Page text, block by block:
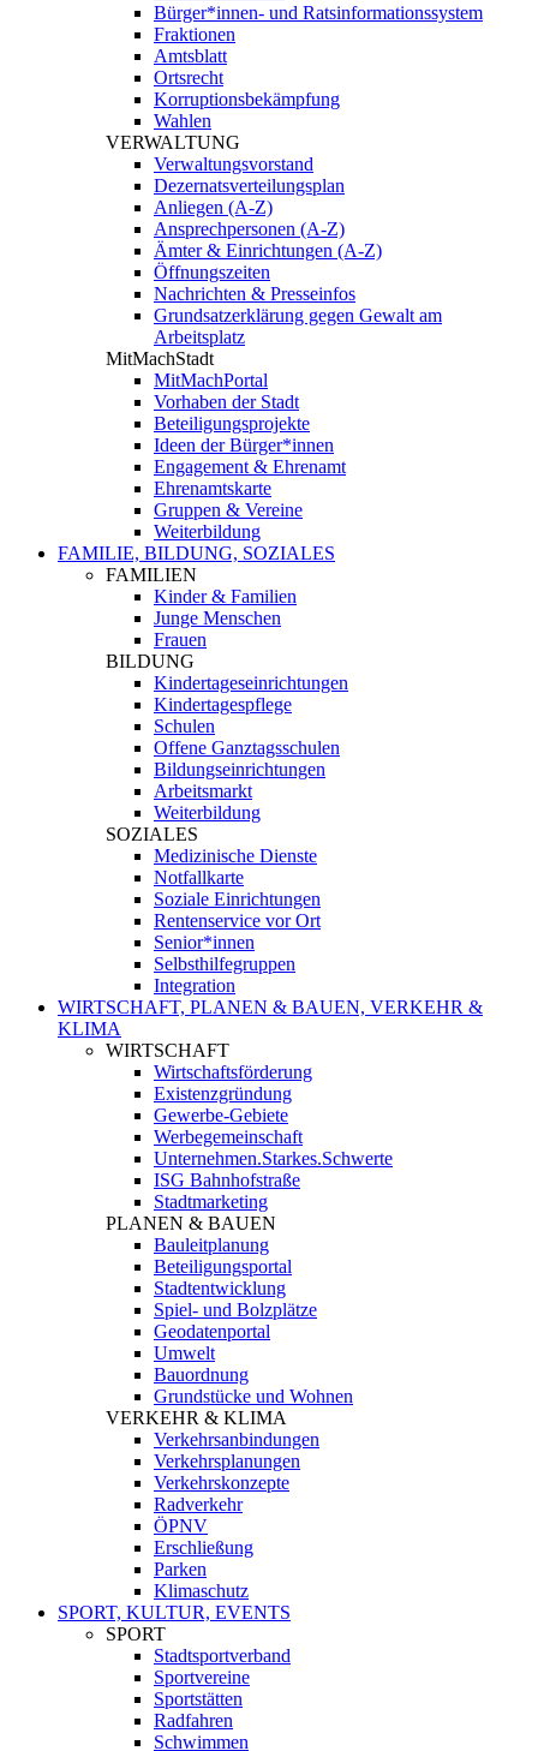
Bürger*innen- und Ratsinformationssystem
Fraktionen
Amtsblatt
Ortsrecht
Korruptionsbekämpfung
Wahlen
VERWALTUNG
Verwaltungsvorstand
Dezernatsverteilungsplan
Anliegen (A-Z)
Ansprechpersonen (A-Z)
Ämter & Einrichtungen (A-Z)
Öffnungszeiten
Nachrichten & Presseinfos
Grundsatzerklärung gegen Gewalt am
Arbeitsplatz
MitMachStadt
MitMachPortal
Vorhaben der Stadt
Beteiligungsprojekte
Ideen der Bürger*innen
Engagement & Ehrenamt
Ehrenamtskarte
Gruppen & Vereine
Weiterbildung
FAMILIE, BILDUNG, SOZIALES
FAMILIEN
Kinder & Familien
Junge Menschen
Frauen
BILDUNG
Kindertageseinrichtungen
Kindertagespflege
Schulen
Offene Ganztagsschulen
Bildungseinrichtungen
Arbeitsmarkt
Weiterbildung
SOZIALES
Medizinische Dienste
Notfallkarte
Soziale Einrichtungen
Rentenservice vor Ort
Senior*innen
Selbsthilfegruppen
Integration
WIRTSCHAFT, PLANEN & BAUEN, VERKEHR &
KLIMA
WIRTSCHAFT
Wirtschaftsförderung
Existenzgründung
Gewerbe-Gebiete
Werbegemeinschaft
Unternehmen.Starkes.Schwerte
ISG Bahnhofstraße
Stadtmarketing
PLANEN & BAUEN
Bauleitplanung
Beteiligungsportal
Stadtentwicklung
Spiel- und Bolzplätze
Geodatenportal
Umwelt
Bauordnung
Grundstücke und Wohnen
VERKEHR & KLIMA
Verkehrsanbindungen
Verkehrsplanungen
Verkehrskonzepte
Radverkehr
ÖPNV
Erschließung
Parken
Klimaschutz
SPORT, KULTUR, EVENTS
SPORT
Stadtsportverband
Sportvereine
Sportstätten
Radfahren
Schwimmen